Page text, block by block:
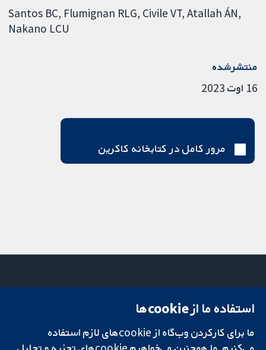
Santos BC Flumignan RLG Civile VT Atallah ÁN
Nakano LCU
منتشرشده
16 اوت 2023
مرور کامل در کتابخانه کاکرین
تحقیقات قابل
اعتماد.
میدان کاوندیش
لندن
W1G 0AN
دفتر رسانه‌ای
درباره ما
استفاده ما از cookie‌ها
ما برای کارکردن وب‌گاه از cookie‌های لازم استفاده